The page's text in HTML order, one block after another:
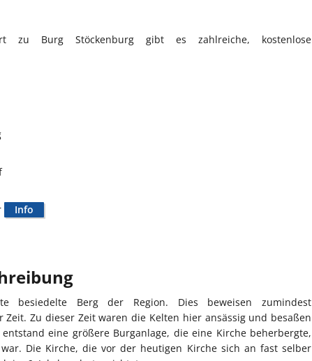
zu Burg Stöckenburg gibt es zahlreiche, kostenlose
Info
besiedelte Berg der Region. Dies beweisen zumindest
Zu dieser Zeit waren die Kelten hier ansässig und besaßen
eine größere Burganlage, die eine Kirche beherbergte,
Die Kirche, die vor der heutigen Kirche sich an fast selber